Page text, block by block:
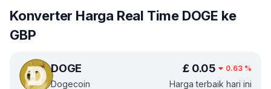
Konverter Harga Real Time DOGE ke
GBP
DOGE
Dogecoin
£ 0.05 0.63 %
Harga terbaik hari ini